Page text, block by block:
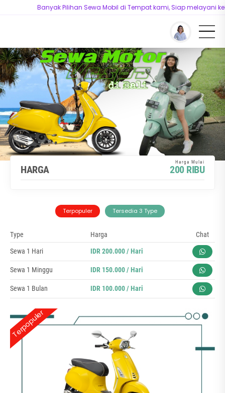
You are here :Beranda/Model /Sewa Vespa Sprint di Bali
Banyak Pilihan Sewa Mobil di Tempat kami, Siap melayani
HARGA 200 RIBU
Terpopuler Tersedia 3 Type
Type Harga Chat
Sewa 1 Hari IDR 200.000 / Hari
Sewa 1 Minggu IDR 150.000 / Hari
Sewa 1 Bulan IDR 100.000 / Hari
Terpopuler